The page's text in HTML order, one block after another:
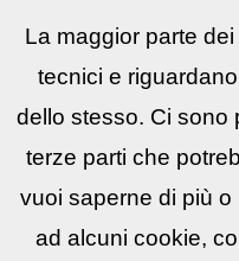
ReflexLIST▼
La maggior parte
tecnici e
dello stesso. Ci sono
terze parti che
vuoi saperne di più
ad alcuni cookie,